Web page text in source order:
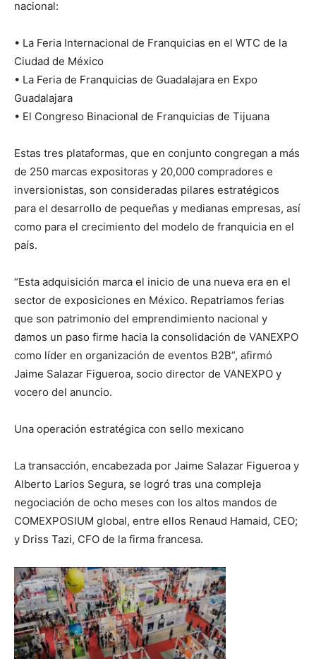
nacional:
• La Feria Internacional de Franquicias en el WTC de la
Ciudad de México
• La Feria de Franquicias de Guadalajara en Expo
Guadalajara
• El Congreso Binacional de Franquicias de Tijuana
Estas tres plataformas, que en conjunto congregan a más
de 250 marcas expositoras y 20,000 compradores e
inversionistas, son consideradas pilares estratégicos
para el desarrollo de pequeñas y medianas empresas, así
como para el crecimiento del modelo de franquicia en el
país.
“Esta adquisición marca el inicio de una nueva era en el
sector de exposiciones en México. Repatriamos ferias
que son patrimonio del emprendimiento nacional y
damos un paso firme hacia la consolidación de VANEXPO
como líder en organización de eventos B2B”, afirmó
Jaime Salazar Figueroa, socio director de VANEXPO y
vocero del anuncio.
Una operación estratégica con sello mexicano
La transacción, encabezada por Jaime Salazar Figueroa y
Alberto Larios Segura, se logró tras una compleja
negociación de ocho meses con los altos mandos de
COMEXPOSIUM global, entre ellos Renaud Hamaid, CEO;
y Driss Tazi, CFO de la firma francesa.